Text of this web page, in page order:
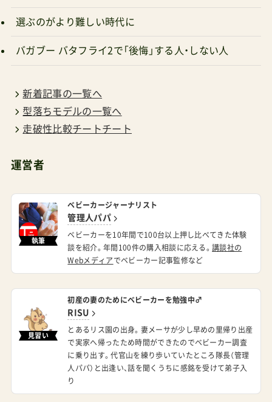
選ぶのがより難しい時代に
バガブー バタフライ2で「後悔」する人・しない人
新着記事の一覧へ
型落ちモデルの一覧へ
走破性比較チートチート
運営者
執筆
ベビーカージャーナリスト
管理人パパ
ベビーカーを10年間で100台以上押し比べてきた体験
談を紹介。年間100件の購入相談に応える。講談社の
Webメディア でベビーカー記事監修など
見習い
初産の妻のためにベビーカーを勉強中♂
RISU
とあるリス園の出身。妻メーサが少し早めの里帰り出産
で実家へ帰ったため時間ができたのでベビーカー調査
に乗り出す。代官山を練り歩いていたところ隊長（管理
人パパ）と出逢い、話を聞くうちに感銘を受けて弟子入
り